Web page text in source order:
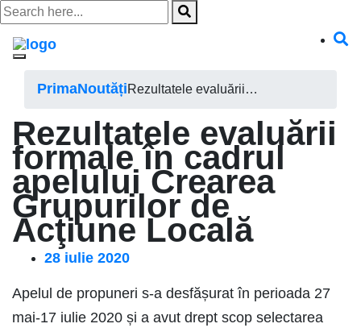
Skip
to
content
PrimaNoutățiRezultatele evaluării…
Rezultatele evaluării
formale în cadrul
apelului Crearea
Grupurilor de
Acţiune Locală
28 iulie 2020
Apelul de propuneri s-a desfășurat în perioada 27
mai-17 iulie 2020 și a avut drept scop selectarea